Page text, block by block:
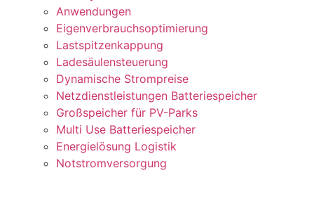
Anwendungen
Eigenverbrauchsoptimierung
Lastspitzenkappung
Ladesäulensteuerung
Dynamische Strompreise
Netzdienstleistungen Batteriespeicher
Großspeicher für PV-Parks
Multi Use Batteriespeicher
Energielösung Logistik
Notstromversorgung